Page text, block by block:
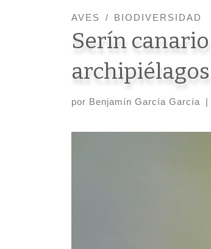
AVES BIODIVERSIDAD
Serín canario
por Benjamín García García |